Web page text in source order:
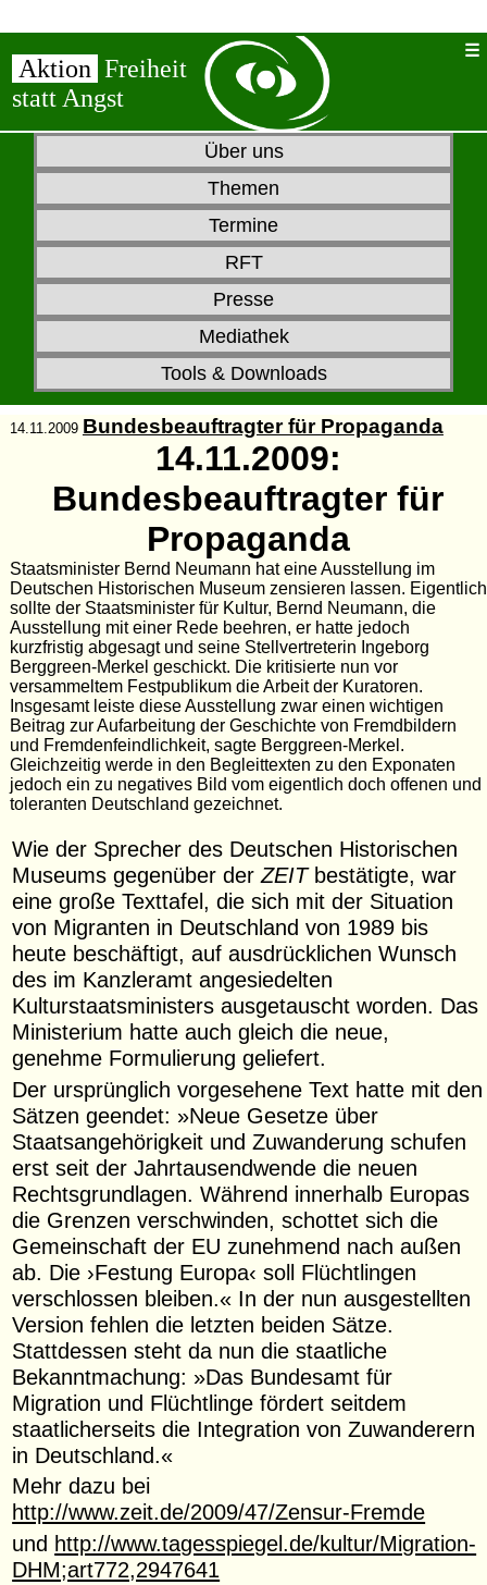
Aktion Freiheit
statt Angst
Über uns
Themen
Termine
RFT
Presse
Mediathek
Tools & Downloads
14.11.2009 Bundesbeauftragter für Propaganda
14.11.2009:
Bundesbeauftragter für
Propaganda
Staatsminister Bernd Neumann hat eine Ausstellung im
Deutschen Historischen Museum zensieren lassen. Eigentlich
sollte der Staatsminister für Kultur, Bernd Neumann, die
Ausstellung mit einer Rede beehren, er hatte jedoch
kurzfristig abgesagt und seine Stellvertreterin Ingeborg
Berggreen-Merkel geschickt. Die kritisierte nun vor
versammeltem Festpublikum die Arbeit der Kuratoren.
Insgesamt leiste diese Ausstellung zwar einen wichtigen
Beitrag zur Aufarbeitung der Geschichte von Fremdbildern
und Fremdenfeindlichkeit, sagte Berggreen-Merkel.
Gleichzeitig werde in den Begleittexten zu den Exponaten
jedoch ein zu negatives Bild vom eigentlich doch offenen und
toleranten Deutschland gezeichnet.
Wie der Sprecher des Deutschen Historischen
Museums gegenüber derZEITbestätigte, war
eine große Texttafel, die sich mit der Situation
von Migranten in Deutschland von 1989 bis
heute beschäftigt, auf ausdrücklichen Wunsch
des im Kanzleramt angesiedelten
Kulturstaatsministers ausgetauscht worden. Das
Ministerium hatte auch gleich die neue,
genehme Formulierung geliefert.
Der ursprünglich vorgesehene Text hatte mit den
Sätzen geendet: »Neue Gesetze über
Staatsangehörigkeit und Zuwanderung schufen
erst seit der Jahrtausendwende die neuen
Rechtsgrundlagen. Während innerhalb Europas
die Grenzen verschwinden, schottet sich die
Gemeinschaft der EU zunehmend nach außen
ab. Die ›Festung Europa‹ soll Flüchtlingen
verschlossen bleiben.« In der nun ausgestellten
Version fehlen die letzten beiden Sätze.
Stattdessen steht da nun die staatliche
Bekanntmachung: »Das Bundesamt für
Migration und Flüchtlinge fördert seitdem
staatlicherseits die Integration von Zuwanderern
in Deutschland.«
Mehr dazu bei
http://www.zeit.de/2009/47/Zensur-Fremde
und http://www.tagesspiegel.de/kultur/Migration-
DHM;art772,2947641